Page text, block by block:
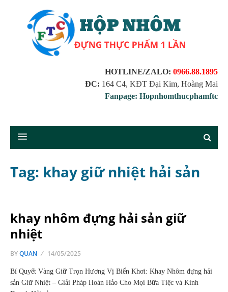
HOTLINE/ZALO: 0966.88.1895
ĐC: 164 C4, KĐT Đại Kim, Hoàng Mai
Fanpage: Hopnhomthucphamftc
Tag: khay giữ nhiệt hải sản
khay nhôm đựng hải sản giữ
nhiệt
BYQUAN 14/05/2025
Bí Quyết Vàng Giữ Trọn Hương Vị Biển Khơi: Khay Nhôm đựng hải
sản Giữ Nhiệt – Giải Pháp Hoàn Hảo Cho Mọi Bữa Tiệc và Kinh